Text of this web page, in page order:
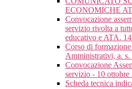
ECONOMICHE
Convocazione
servizio rivolta a
educativo e ATA.
Corso di
Amministrativi, a. s.
Convocazione
servizio - 10 ottobre
Scheda tecnica